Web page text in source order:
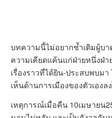
บทความนี้ไม่อยากซ้ำเติมผู้บา
ความเคียดแค้นแก่ฝ่ายหนึ่งฝ่
เรื่องราวที่ได้ยิน-ประสบพบม
เห็นด้านการเมืองของตัวเองล
เหตุการณ์เมื่อคืน 10เมษายน